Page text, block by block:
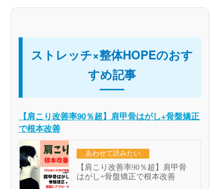
ストレッチ×整体HOPEのおす
すめ記事
【肩こり改善率90％超】肩甲骨はがし+骨盤矯正
で根本改善